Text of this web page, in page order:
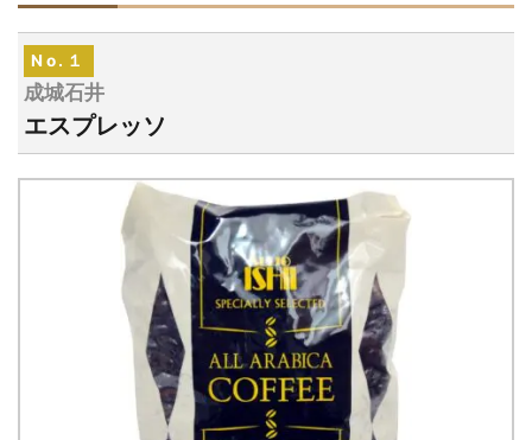
パフェットモカ インテンソ
13
14
プント・イタリア・エスプレッソ
スーペリオーレ
ムセッティー
クレミッシモ
コーヒーばかの店
エスプレッソ フィレンツェブレンド
2,545円
ムセッティー
エボリューション
1,664円 Amazon
カークランド
スターバックス ダークロースト エスプレッソコーヒー
2,480円 Amazon
No.１
成城石井
エスプレッソ